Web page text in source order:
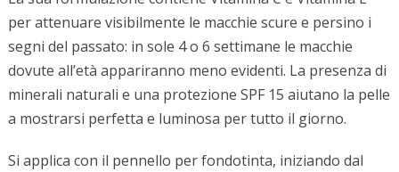
per attenuare visibilmente le macchie scure e persino i
segni del passato: in sole 4 o 6 settimane le macchie
dovute all’età appariranno meno evidenti. La presenza di
minerali naturali e una protezione SPF 15 aiutano la pelle
a mostrarsi perfetta e luminosa per tutto il giorno.
Si applica con il pennello per fondotinta, iniziando dal